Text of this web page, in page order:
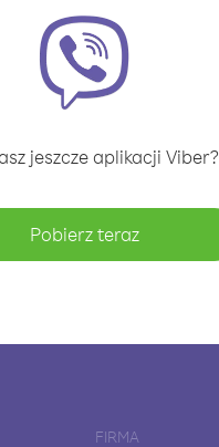
jeszcze aplikacji Viber?
Pobierz teraz
FIRMA